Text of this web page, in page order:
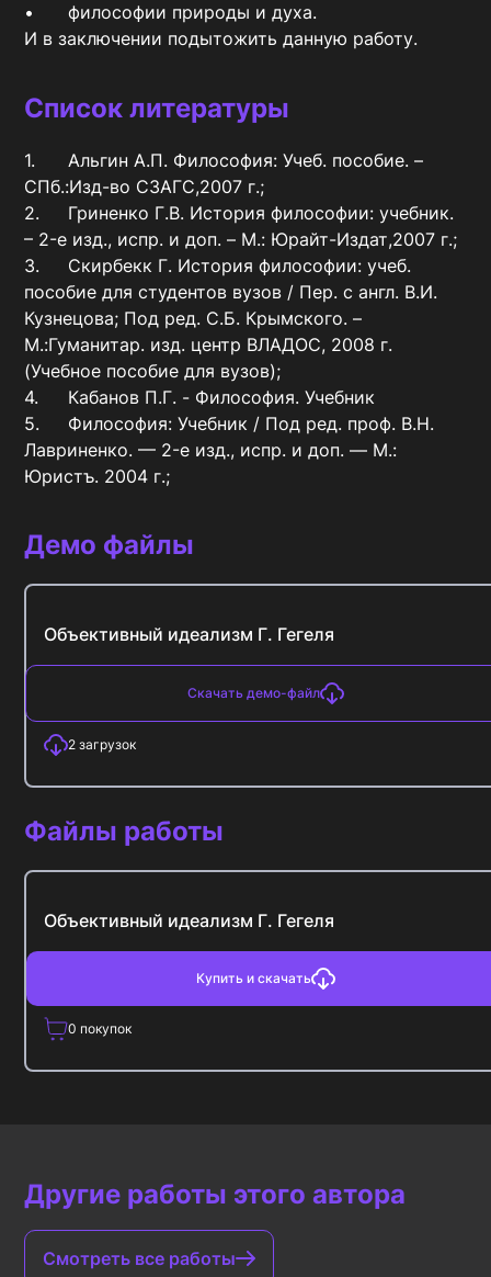
•	философии природы и духа.
И в заключении подытожить данную работу.
Список литературы
1.	Альгин А.П. Философия: Учеб. пособие. –
СПб.:Изд-во СЗАГС,2007 г.;
2.	Гриненко Г.В. История философии: учебник.
– 2-е изд., испр. и доп. – М.: Юрайт-Издат,2007 г.;
3.	Скирбекк Г. История философии: учеб.
пособие для студентов вузов / Пер. с англ. В.И.
Кузнецова; Под ред. С.Б. Крымского. –
М.:Гуманитар. изд. центр ВЛАДОС, 2008 г.
(Учебное пособие для вузов);
4.	Кабанов П.Г. - Философия. Учебник
5.	Философия: Учебник / Под ред. проф. В.Н.
Лавриненко. — 2-е изд., испр. и доп. — M.:
Юристъ. 2004 г.;
Демо файлы
Объективный идеализм Г. Гегеля
Скачать демо-файл
2 загрузок
Файлы работы
Объективный идеализм Г. Гегеля
Купить и скачать
0 покупок
Другие работы этого автора
Смотреть все работы